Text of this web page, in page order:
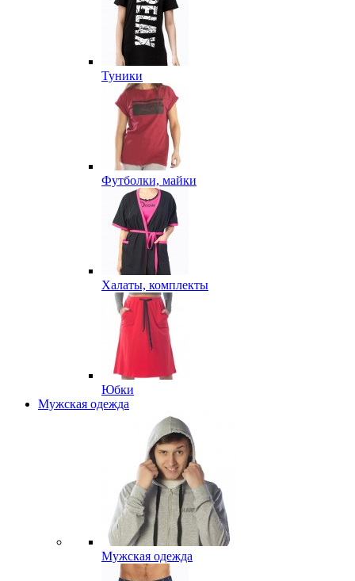
Туники
Футболки, майки
Халаты, комплекты
Юбки
Мужская одежда
Мужская одежда